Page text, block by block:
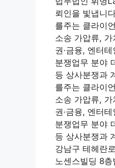
뢰인을 빛냅니
를주는 클라이
소송 가압류,
권·금융, 엔터
분쟁업무 분야
등 상사분쟁과
를주는 클라이
소송 가압류,
권·금융, 엔터
분쟁업무 분야
등 상사분쟁과
강남구 테헤란
노센스빌딩 8